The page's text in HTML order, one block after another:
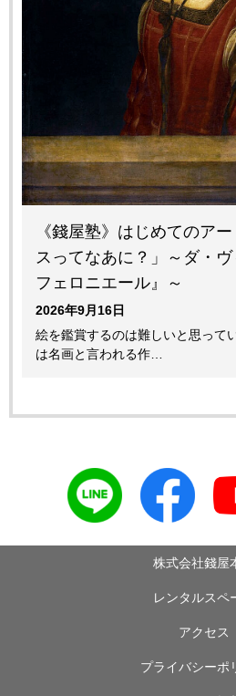
《錢屋塾》はじめてのア
スってなあに？」～ダ・
フェロニエール』～
2026年9月16日
絵を鑑賞するのは難しいと思って
は名画と言われる作…
株式会社錢屋
レンタルスペ
アクセス
プライバシーポ